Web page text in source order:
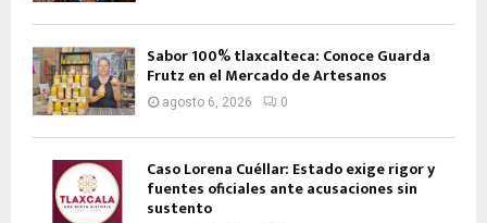
Sabor 100% tlaxcalteca: Conoce Guarda
Frutz en el Mercado de Artesanos
agosto 6, 2026 0
Caso Lorena Cuéllar: Estado exige rigor y
fuentes oficiales ante acusaciones sin
sustento